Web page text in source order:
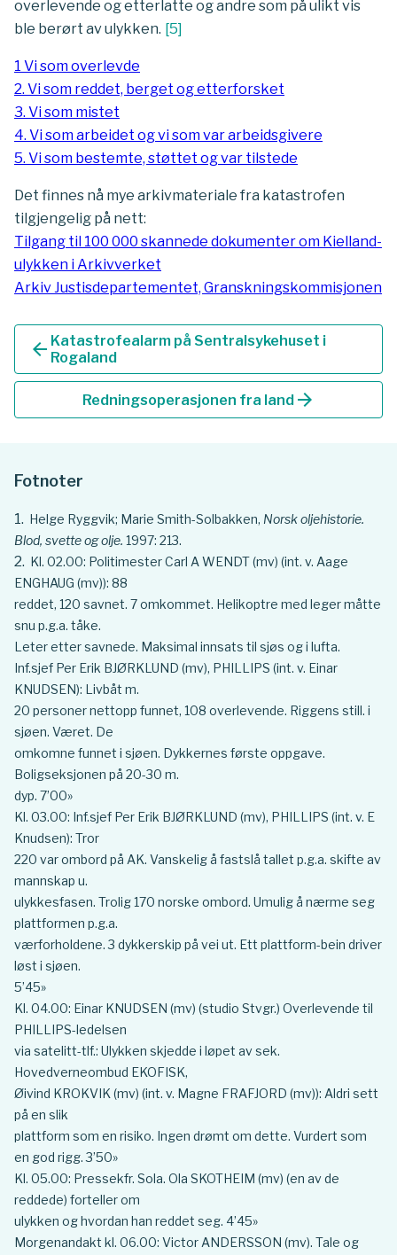
overlevende og etterlatte og andre som på ulikt vis
ble berørt av ulykken. [5]
1 Vi som overlevde
2. Vi som reddet, berget og etterforsket
3. Vi som mistet
4. Vi som arbeidet og vi som var arbeidsgivere
5. Vi som bestemte, støttet og var tilstede
Det finnes nå mye arkivmateriale fra katastrofen
tilgjengelig på nett:
Tilgang til 100 000 skannede dokumenter om Kielland-
ulykken i Arkivverket
Arkiv Justisdepartementet, Granskningskommisjonen
arrow_back Katastrofealarm på Sentralsykehuset i
Rogaland
Redningsoperasjonen fra landarrow_forward
Fotnoter
Helge Ryggvik; Marie Smith-Solbakken, Norsk oljehistorie.
Blod, svette og olje. 1997: 213.
Kl. 02.00: Politimester Carl A WENDT (mv) (int. v. Aage
ENGHAUG (mv)): 88
reddet, 120 savnet. 7 omkommet. Helikoptre med leger måtte
snu p.g.a. tåke.
Leter etter savnede. Maksimal innsats til sjøs og i lufta.
Inf.sjef Per Erik BJØRKLUND (mv), PHILLIPS (int. v. Einar
KNUDSEN): Livbåt m.
20 personer nettopp funnet, 108 overlevende. Riggens still. i
sjøen. Været. De
omkomne funnet i sjøen. Dykkernes første oppgave.
Boligseksjonen på 20-30 m.
dyp. 7’00»
Kl. 03.00: Inf.sjef Per Erik BJØRKLUND (mv), PHILLIPS (int. v. E
Knudsen): Tror
220 var ombord på AK. Vanskelig å fastslå tallet p.g.a. skifte av
mannskap u.
ulykkesfasen. Trolig 170 norske ombord. Umulig å nærme seg
plattformen p.g.a.
værforholdene. 3 dykkerskip på vei ut. Ett plattform-bein driver
løst i sjøen.
5’45»
Kl. 04.00: Einar KNUDSEN (mv) (studio Stvgr.) Overlevende til
PHILLIPS-ledelsen
via satelitt-tlf.: Ulykken skjedde i løpet av sek.
Hovedverneombud EKOFISK,
Øivind KROKVIK (mv) (int. v. Magne FRAFJORD (mv)): Aldri sett
på en slik
plattform som en risiko. Ingen drømt om dette. Vurdert som
en god rigg. 3’50»
Kl. 05.00: Pressekfr. Sola. Ola SKOTHEIM (mv) (en av de
reddede) forteller om
ulykken og hvordan han reddet seg. 4’45»
Morgenandakt kl. 06.00: Victor ANDERSSON (mv). Tale og